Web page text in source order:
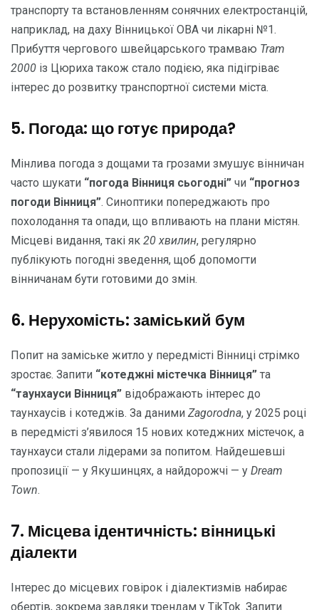
транспорту та встановленням сонячних електростанцій,
наприклад, на даху Вінницької ОВА чи лікарні №1.
Прибуття чергового швейцарського трамваю Tram
2000 із Цюриха також стало подією, яка підігріває
інтерес до розвитку транспортної системи міста.
5. Погода: що готує природа?
Мінлива погода з дощами та грозами змушує вінничан
часто шукати “погода Вінниця сьогодні” чи “прогноз
погоди Вінниця”. Синоптики попереджають про
похолодання та опади, що впливають на плани містян.
Місцеві видання, такі як 20 хвилин, регулярно
публікують погодні зведення, щоб допомогти
вінничанам бути готовими до змін.
6. Нерухомість: заміський бум
Попит на заміське житло у передмісті Вінниці стрімко
зростає. Запити “котеджні містечка Вінниця” та
“таунхауси Вінниця” відображають інтерес до
таунхаусів і котеджів. За даними Zagorodna, у 2025 році
в передмісті з’явилося 15 нових котеджних містечок, а
таунхауси стали лідерами за попитом. Найдешевші
пропозиції — у Якушинцях, а найдорожчі — у Dream
Town.
7. Місцева ідентичність: вінницькі
діалекти
Інтерес до місцевих говірок і діалектизмів набирає
обертів, зокрема завдяки трендам у TikTok. Запити